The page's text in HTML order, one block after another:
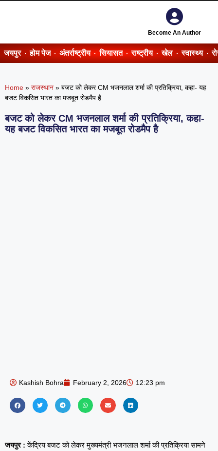
Become An Author
जयपुर होम पेज अंतर्राष्ट्रीय सियासत राष्ट्रीय खेल स्वास्थ्य
Home » राजस्थान » बजट को लेकर CM भजनलाल शर्मा की प्रतिक्रिया, कहा- यह
बजट विकसित भारत का मजबूत रोडमैप है
बजट को लेकर CM भजनलाल शर्मा की प्रतिक्रिया, कहा-
यह बजट विकसित भारत का मजबूत रोडमैप है
Kashish Bohra February 2, 2026 12:23 pm
जयपुर :केंद्रिय बजट को लेकर मुख्यमंत्री भजनलाल शर्मा की प्रतिक्रिया सामने